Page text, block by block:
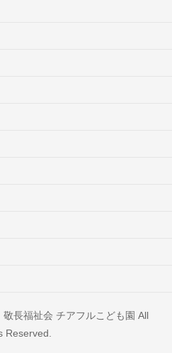
長福祉会 チアフルこども園 All
Reserved.